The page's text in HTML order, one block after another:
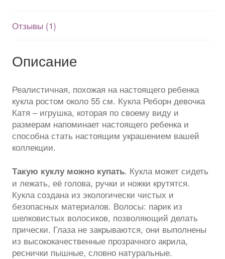
Отзывы (1)
Описание
Реалистичная, похожая на настоящего ребенка
кукла ростом около 55 см. Кукла Реборн девочка
Катя – игрушка, которая по своему виду и
размерам напоминает настоящего ребенка и
способна стать настоящим украшением вашей
коллекции.
Такую куклу можно купать. Кукла может сидеть
и лежать, её голова, ручки и ножки крутятся.
Кукла создана из экологически чистых и
безопасных материалов. Волосы: парик из
шелковистых волосиков, позволяющий делать
прически. Глаза не закрываются, они выполнены
из высококачественные прозрачного акрила,
реснички пышные, словно натуральные.